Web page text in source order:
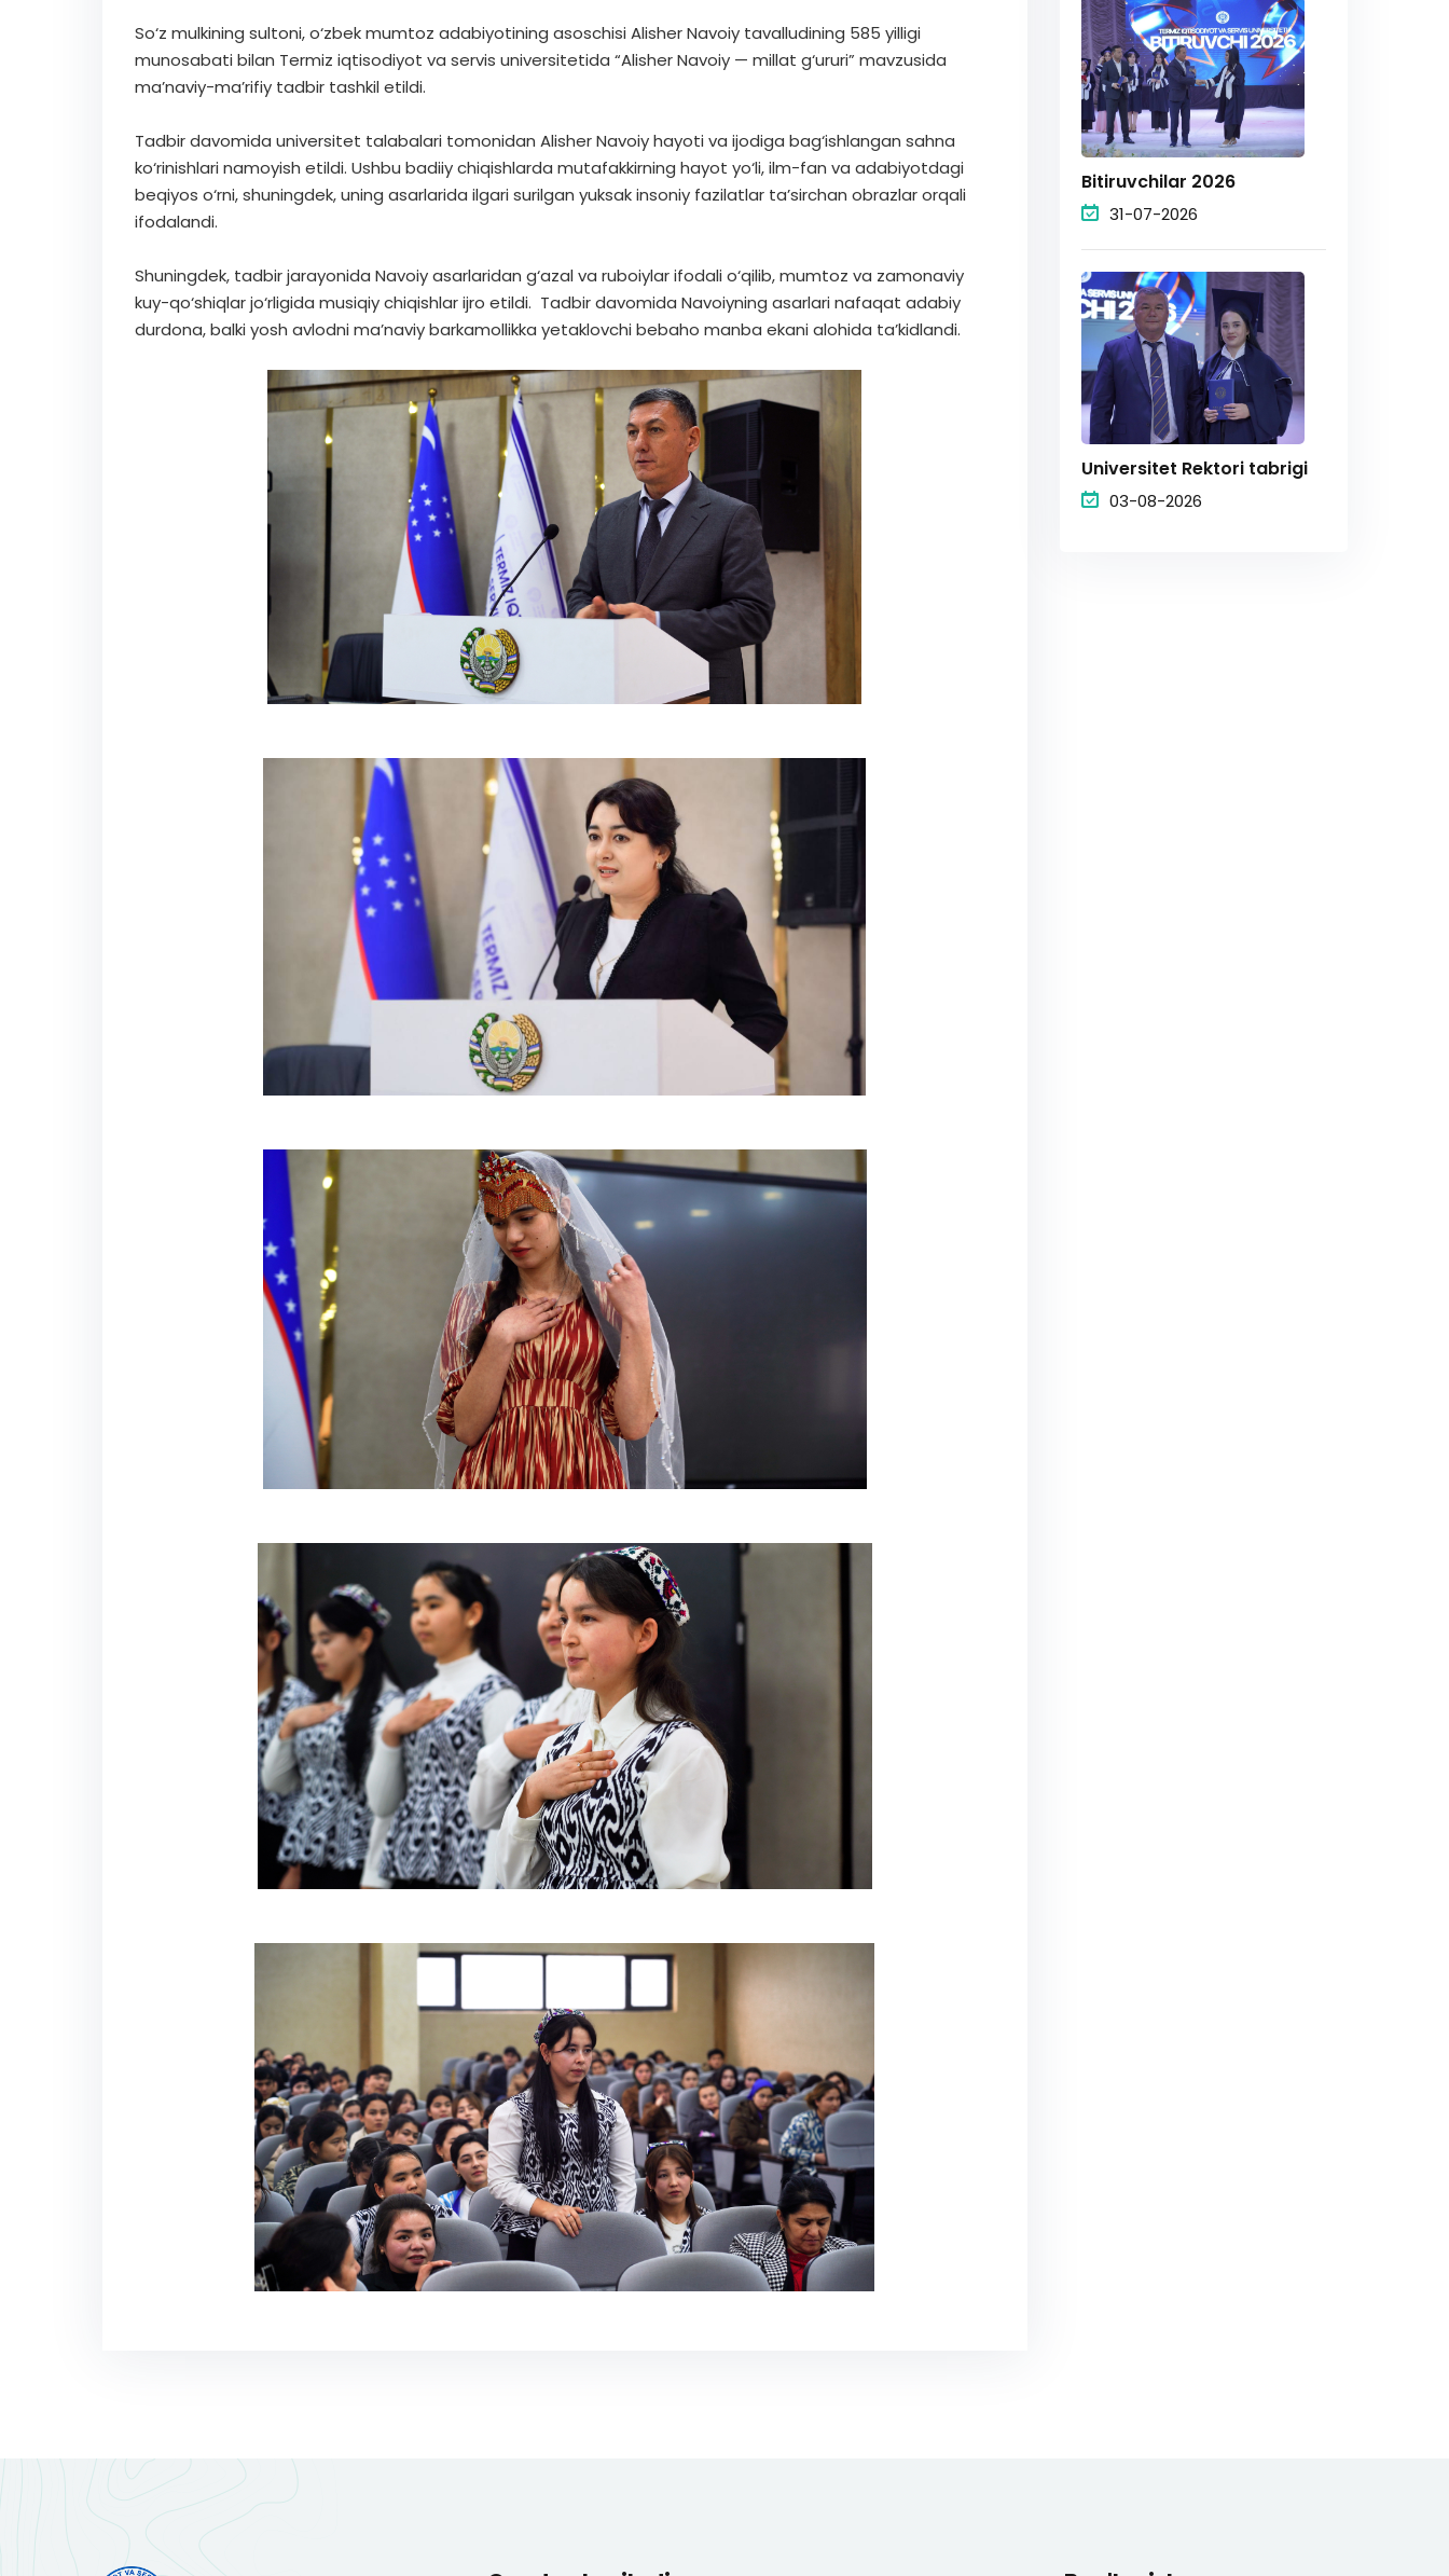
So‘z mulkining sultoni, o‘zbek mumtoz adabiyotining asoschisi Alisher Navoiy tavalludining 585 yilligi
munosabati bilan Termiz iqtisodiyot va servis universitetida “Alisher Navoiy — millat g‘ururi” mavzusida
ma’naviy-ma’rifiy tadbir tashkil etildi.
Tadbir davomida universitet talabalari tomonidan Alisher Navoiy hayoti va ijodiga bag‘ishlangan sahna
ko‘rinishlari namoyish etildi. Ushbu badiiy chiqishlarda mutafakkirning hayot yo‘li, ilm-fan va adabiyotdagi
beqiyos o‘rni, shuningdek, uning asarlarida ilgari surilgan yuksak insoniy fazilatlar ta’sirchan obrazlar orqali
ifodalandi.
Shuningdek, tadbir jarayonida Navoiy asarlaridan g‘azal va ruboiylar ifodali o‘qilib, mumtoz va zamonaviy
kuy-qo‘shiqlar jo‘rligida musiqiy chiqishlar ijro etildi. Tadbir davomida Navoiyning asarlari nafaqat adabiy
durdona, balki yosh avlodni ma’naviy barkamollikka yetaklovchi bebaho manba ekani alohida ta’kidlandi.
Bitiruvchilar 2026
31-07-2026
Universitet Rektori tabrigi
03-08-2026